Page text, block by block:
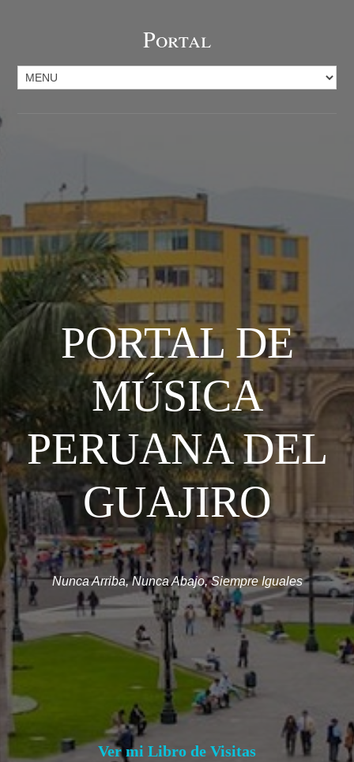
Portal
PORTAL DE
MÚSICA
PERUANA DEL
GUAJIRO
Nunca Arriba, Nunca Abajo, Siempre Iguales
Ver mi Libro de Visitas